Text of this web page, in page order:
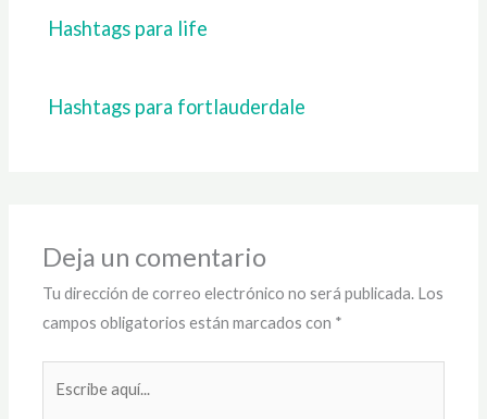
Hashtags para life
Hashtags para fortlauderdale
Deja un comentario
Tu dirección de correo electrónico no será publicada. Los
campos obligatorios están marcados con *